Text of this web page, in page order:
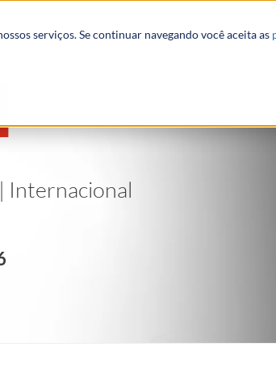
serviços. Se continuar navegando você aceita as
| Internacional